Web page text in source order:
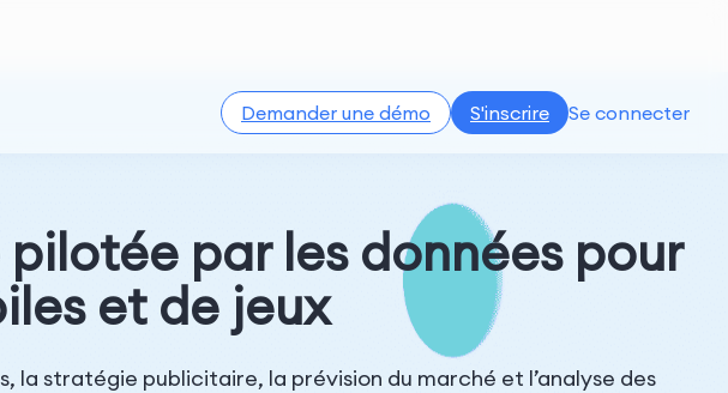
Demander une démo S'inscrire Se connecter
par les données pour
et de jeux
la stratégie publicitaire, la prévision du marché et l’analyse des